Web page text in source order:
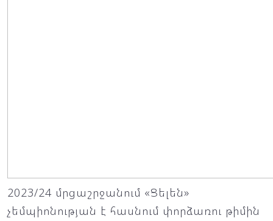
2023/24 մրցաշրջանում «Ցելեն»
չեմպիոնության է հասնում փորձառու թիմին